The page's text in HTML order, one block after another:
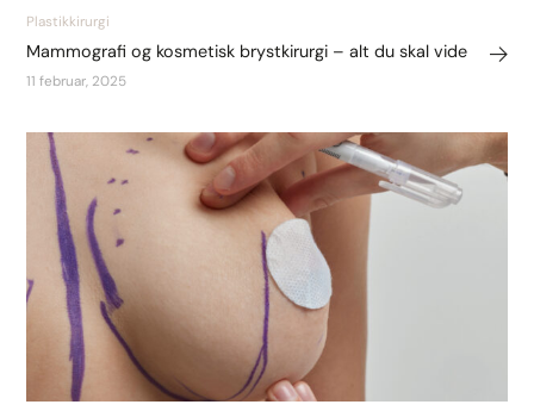
Plastikkirurgi
Mammografi og kosmetisk brystkirurgi – alt du skal vide
11 februar, 2025